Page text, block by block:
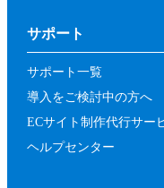
方（法人、個
す。
前項にもかか
るおそれがあ
当社は承諾を
サポート
サポート一覧
導入をご検討中の方へ
ECサイト制作代行サー
ヘルプセンター